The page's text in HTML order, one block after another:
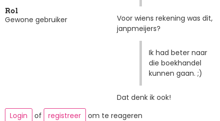
Rol
Gewone gebruiker
Voor wiens rekening was dit,
janpmeijers?
Ik had beter naar
die boekhandel
kunnen gaan. ;)
Dat denk ik ook!
Login
of registreer om te reageren